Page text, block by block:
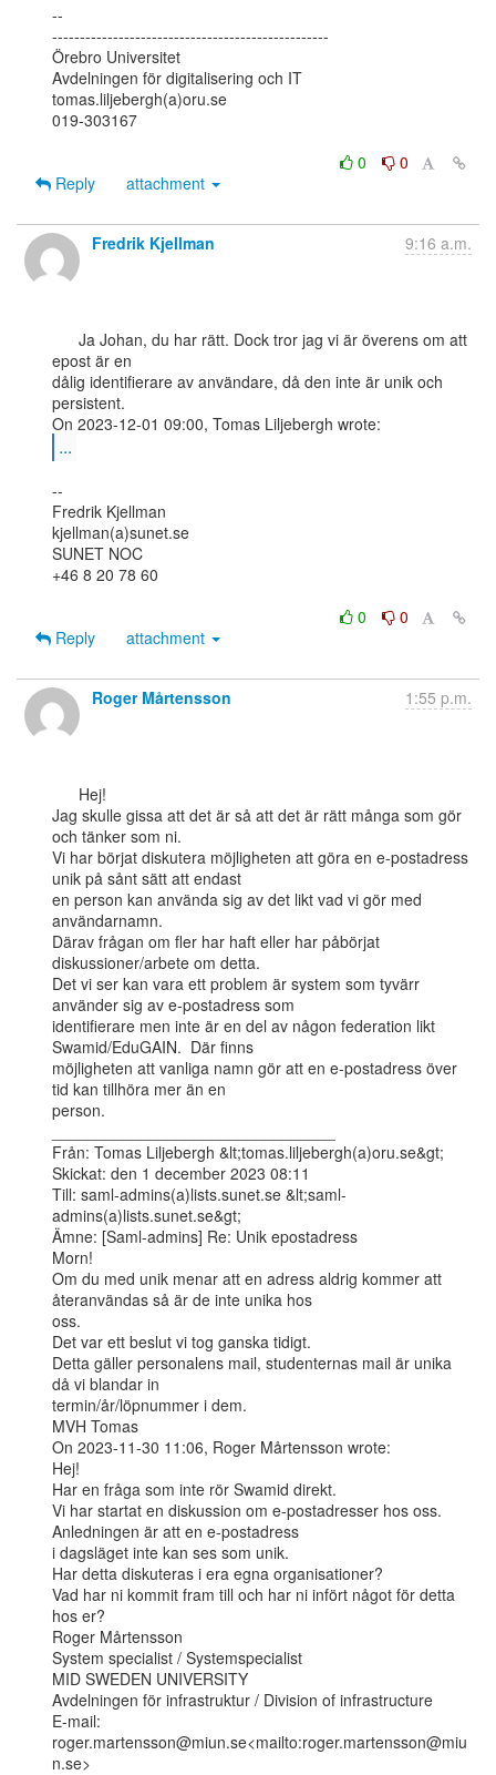
--
--------------------------------------------------
Örebro Universitet
Avdelningen för digitalisering och IT
tomas.liljebergh(a)oru.se
019-303167
0
0
Reply
attachment
Fredrik Kjellman 9:16 a.m.
epost är en
dålig identifierare av användare, då den inte är unik och
persistent.
...
--
Fredrik Kjellman
kjellman(a)sunet.se
SUNET NOC
+46 8 20 78 60
0
0
Reply
attachment
Roger Mårtensson 1:55 p.m.
Jag skulle gissa att det är så att det är rätt många som gör
och tänker som ni.
Vi har börjat diskutera möjligheten att göra en e-postadress
unik på sånt sätt att endast
en person kan använda sig av det likt vad vi gör med
användarnamn.
Därav frågan om fler har haft eller har påbörjat
diskussioner/arbete om detta.
Det vi ser kan vara ett problem är system som tyvärr
använder sig av e-postadress som
identifierare men inte är en del av någon federation likt
Swamid/EduGAIN.  Där finns
möjligheten att vanliga namn gör att en e-postadress över
tid kan tillhöra mer än en
person.
Från: Tomas Liljebergh &lt;tomas.liljebergh(a)oru.se&gt;
Skickat: den 1 december 2023 08:11
Till: saml-admins(a)lists.sunet.se &lt;saml-
admins(a)lists.sunet.se&gt;
Ämne: [Saml-admins] Re: Unik epostadress
Morn!
Om du med unik menar att en adress aldrig kommer att
återanvändas så är de inte unika hos
oss.
Det var ett beslut vi tog ganska tidigt.
Detta gäller personalens mail, studenternas mail är unika
då vi blandar in
termin/år/löpnummer i dem.
MVH Tomas
On 2023-11-30 11:06, Roger Mårtensson wrote:
Hej!
Har en fråga som inte rör Swamid direkt.
Vi har startat en diskussion om e-postadresser hos oss.
Anledningen är att en e-postadress
i dagsläget inte kan ses som unik.
Har detta diskuteras i era egna organisationer?
Vad har ni kommit fram till och har ni infört något för detta
hos er?
Roger Mårtensson
System specialist / Systemspecialist
MID SWEDEN UNIVERSITY
Avdelningen för infrastruktur / Division of infrastructure
E-mail:
roger.martensson@miun.se<mailto:roger.martensson@miu
n.se>